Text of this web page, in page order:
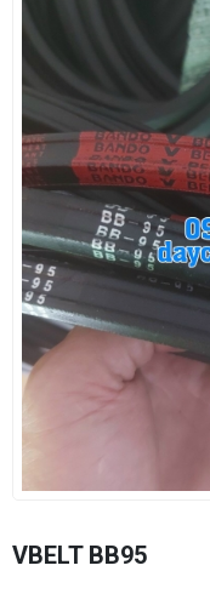
VBELT BB95